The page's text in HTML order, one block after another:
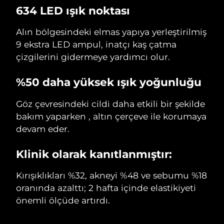
634 LED ışık noktası
Alın bölgesindeki elmas yapıya yerleştirilmiş
9 ekstra LED ampul, inatçı kaş çatma
çizgilerini gidermeye yardımcı olur.
%50 daha yüksek ışık yoğunluğu
Göz çevresindeki cildi daha etkili bir şekilde
bakım yaparken , altın çerçeve ile korumaya
devam eder.
Klinik olarak kanıtlanmıştır:
Kırışıklıkları %32, akneyi %48 ve sebumu %18
oranında azalttı; 2 hafta içinde elastikiyeti
önemli ölçüde artırdı.